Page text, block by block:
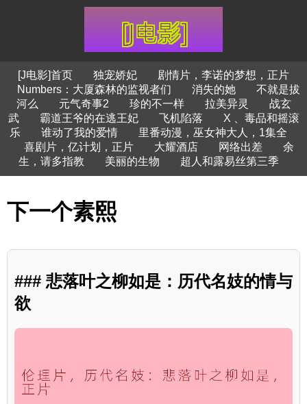
[J电影]首页 独宠娇妃
剧情片，李诺的梦想，正片
Numbers：大厦森林的监视者们
消失的她
不就是拔
河么
元气奇事2 珍的不一样 拉美异灵
战玄
武
霸道王爷的在逃王妃 飞机陷落
X 、毒品和摇滚
乐
谁动了我的爱情
里番动漫，巫女神大人，1集全
喜剧片，亿计划，正片
大耀酒店 网络出差
余
生，请多指教
美丽的生物 超人和露易丝第三季
下一个素熙
### 悲落叶之柳如是：历代名妓的情与
欲